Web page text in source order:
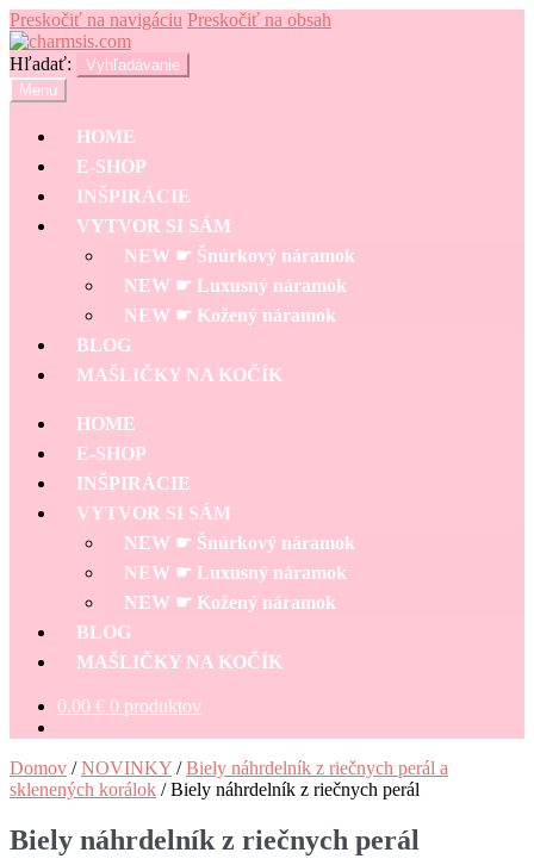
Preskočiť na navigáciu Preskočiť na obsah
Hľadať:
Vyhľadávanie
Menu
HOME
E-SHOP
INŠPIRÁCIE
VYTVOR SI SÁM
NEW ☛ Šnúrkový náramok
NEW ☛ Luxusný náramok
NEW ☛ Kožený náramok
BLOG
MAŠLIČKY NA KOČÍK
HOME
E-SHOP
INŠPIRÁCIE
VYTVOR SI SÁM
NEW ☛ Šnúrkový náramok
NEW ☛ Luxusný náramok
NEW ☛ Kožený náramok
BLOG
MAŠLIČKY NA KOČÍK
0.00 € 0 produktov
Domov /NOVINKY /Biely náhrdelník z riečnych perál a
sklenených korálok /Biely náhrdelník z riečnych perál
Biely náhrdelník z riečnych perál